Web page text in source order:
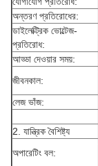
অন্তরণ প্রতিরোধের:
ডাইলেক্ট্রিক ভোল্টেজ-
প্রতিরোধ:
আড্ডা দেওয়ার সময়:
জীবনকাল:
লেজ ভাঁজ:
2. যান্ত্রিক বৈশিষ্ট্য
অপারেটিং বল: